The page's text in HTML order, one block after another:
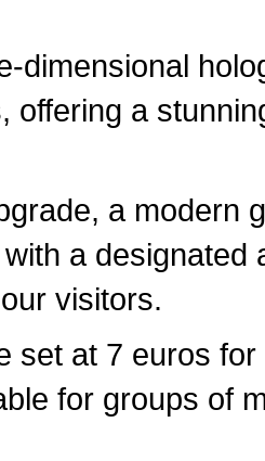
dimensional
offering a
a modern
a
visitors.
set at 7 euros
for groups of